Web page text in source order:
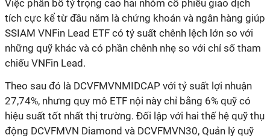
Việc phân bổ tỷ trọng cao hai nhóm cổ phiếu giao dịch
tích cực kể từ đầu năm là chứng khoán và ngân hàng giúp
SSIAM VNFin Lead ETF có tỷ suất chênh lệch lớn so với
những quỹ khác và có phần chênh nhẹ so với chỉ số tham
chiếu VNFin Lead.
Theo sau đó là DCVFMVNMIDCAP với tỷ suất lợi nhuận
27,74%, nhưng quy mô ETF nội này chỉ bằng 6% quỹ có
hiệu suất tốt nhất thị trường. Đối lập với hai thế hệ quỹ thụ
động DCVFMVN Diamond và DCVFMVN30, Quản lý quỹ